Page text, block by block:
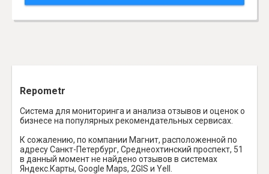
Repometr
Система для мониторинга и анализа отзывов и оценок о
бизнесе на популярных рекомендательных сервисах.
К сожалению, по компании Магнит, расположенной по
адресу Санкт-Петербург, Среднеохтинский проспект, 51
в данный момент не найдено отзывов в системах
Яндекс.Карты, Google Maps, 2GIS и Yell.